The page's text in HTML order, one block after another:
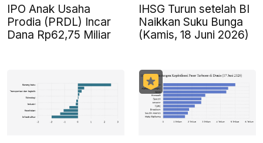
IPO Anak Usaha
Prodia (PRDL) Incar
Dana Rp62,75 Miliar
IHSG Turun setelah BI
Naikkan Suku Bunga
(Kamis, 18 Juni 2026)